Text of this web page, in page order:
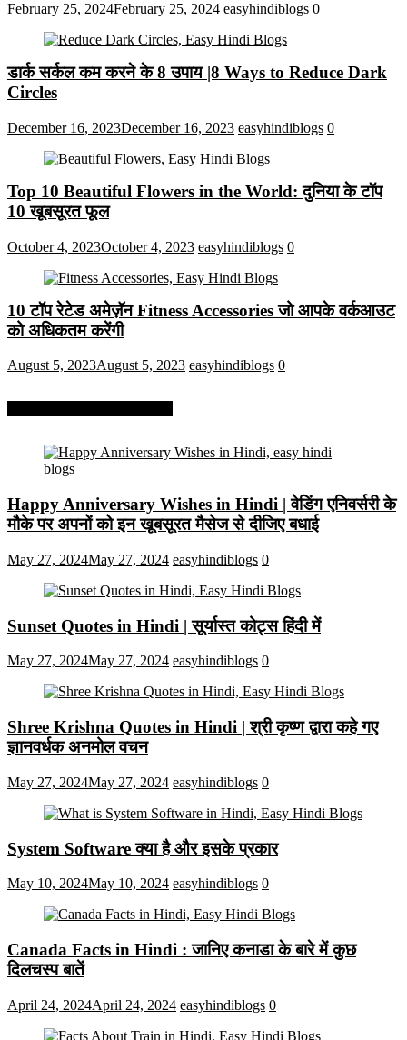
February 25, 2024February 25, 2024 easyhindiblogs 0
डार्क सर्कल कम करने के 8 उपाय |8 Ways to Reduce Dark
Circles
December 16, 2023December 16, 2023 easyhindiblogs 0
Top 10 Beautiful Flowers in the World: दुनिया के टॉप
10 खूबसूरत फूल
October 4, 2023October 4, 2023 easyhindiblogs 0
10 टॉप रेटेड अमेज़ॅन Fitness Accessories जो आपके वर्कआउट
को अधिकतम करेंगी
August 5, 2023August 5, 2023 easyhindiblogs 0
Happy Anniversary Wishes in Hindi | वेडिंग एनिवर्सरी के
मौके पर अपनों को इन खूबसूरत मैसेज से दीजिए बधाई
May 27, 2024May 27, 2024 easyhindiblogs 0
Sunset Quotes in Hindi | सूर्यास्त कोट्स हिंदी में
May 27, 2024May 27, 2024 easyhindiblogs 0
Shree Krishna Quotes in Hindi | श्री कृष्ण द्वारा कहे गए
ज्ञानवर्धक अनमोल वचन
May 27, 2024May 27, 2024 easyhindiblogs 0
System Software क्या है और इसके प्रकार
May 10, 2024May 10, 2024 easyhindiblogs 0
Canada Facts in Hindi : जानिए कनाडा के बारे में कुछ
दिलचस्प बातें
April 24, 2024April 24, 2024 easyhindiblogs 0